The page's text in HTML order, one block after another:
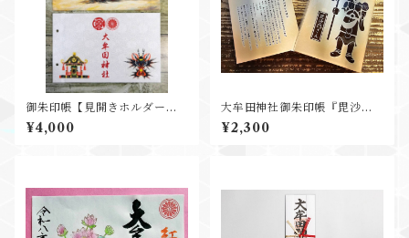
御朱印帳【見開きホルダータ
イプ】
¥4,000
大牟田神社御朱印帳『毘沙門
さん』【通常サイズ】
¥2,300